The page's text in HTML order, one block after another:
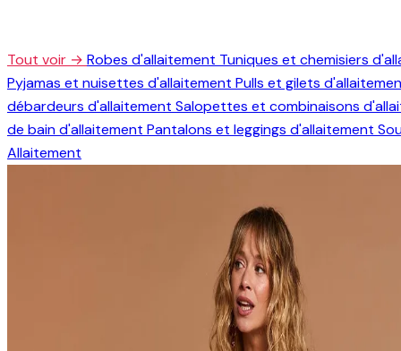
Tout voir → Robes d'allaitement Tuniques et chemisiers
Pyjamas et nuisettes d'allaitement Pulls et gilets
débardeurs d'allaitement Salopettes et combinaisons
de bain d'allaitement Pantalons et leggings d'allaitement
Allaitement